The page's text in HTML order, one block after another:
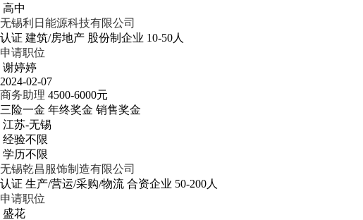
高中
无锡利日能源科技有限公司
认证 建筑/房地产 股份制企业 10-50人
申请职位
谢婷婷
2024-02-07
商务助理 4500-6000元
三险一金 年终奖金 销售奖金
江苏-无锡
经验不限
学历不限
无锡乾昌服饰制造有限公司
认证 生产/营运/采购/物流 合资企业 50-200人
申请职位
盛花